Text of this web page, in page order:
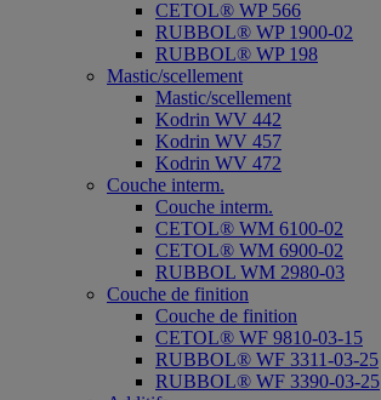
CETOL® WP 566
RUBBOL® WP 1900-02
RUBBOL® WP 198
Mastic/scellement
Mastic/scellement
Kodrin WV 442
Kodrin WV 457
Kodrin WV 472
Couche interm.
Couche interm.
CETOL® WM 6100-02
CETOL® WM 6900-02
RUBBOL WM 2980-03
Couche de finition
Couche de finition
CETOL® WF 9810-03-15
RUBBOL® WF 3311-03-25
RUBBOL® WF 3390-03-25